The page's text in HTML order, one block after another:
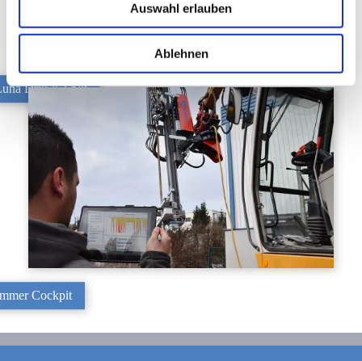
Auswahl erlauben
Ablehnen
Drill & Split
Cockpit